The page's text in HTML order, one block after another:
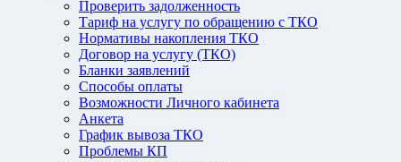
Проверить задолженность
Тариф на услугу по обращению с ТКО
Нормативы накопления ТКО
Договор на услугу (ТКО)
Бланки заявлений
Способы оплаты
Возможности Личного кабинета
Анкета
График вывоза ТКО
Проблемы КП